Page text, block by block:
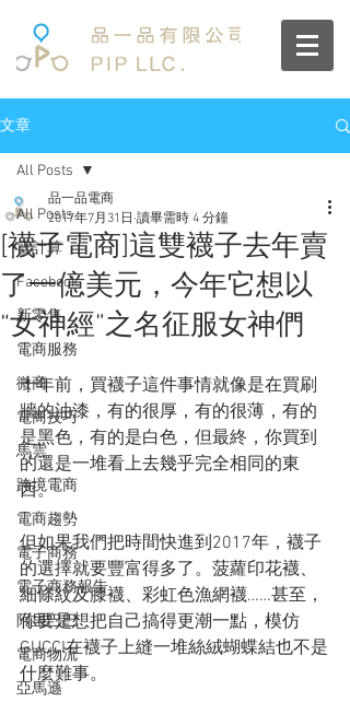
文章
All Posts
雲計算
Facebook
新零售
電商服務
微商
電商技巧
馬雲
跨境電商
電商趨勢
電子商務
電子商務報告
阿里巴巴
電商物流
亞馬遜
All Posts
[襪子電商]這雙襪子去年賣
了一億美元，今年它想以
“女神經”之名征服女神們
品一品電商
2017年7月31日 讀畢需時 4 分鐘
十年前，買襪子這件事情就像是在買刷
牆的油漆，有的很厚，有的很薄，有的
是黑色，有的是白色，但最終，你買到
的還是一堆看上去幾乎完全相同的東
西。
但如果我們把時間快進到2017年，襪子
的選擇就要豐富得多了。菠蘿印花襪、
細條紋及膝襪、彩虹色漁網襪……甚至，
你要是想把自己搞得更潮一點，模仿
GUCCI在襪子上縫一堆絲絨蝴蝶結也不是
什麼難事。